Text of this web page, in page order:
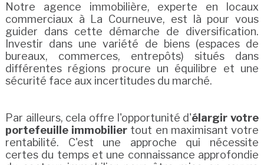
Notre agence immobilière, experte en locaux
commerciaux à La Courneuve, est là pour vous
guider dans cette démarche de diversification.
Investir dans une variété de biens (espaces de
bureaux, commerces, entrepôts) situés dans
différentes régions procure un équilibre et une
sécurité face aux incertitudes du marché.
Par ailleurs, cela offre l'opportunité d'élargir votre
portefeuille immobilier tout en maximisant votre
rentabilité. C'est une approche qui nécessite
certes du temps et une connaissance approfondie